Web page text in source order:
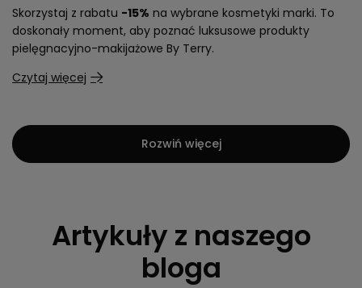
Skorzystaj z rabatu -15% na wybrane kosmetyki marki. To
doskonały moment, aby poznać luksusowe produkty
pielęgnacyjno-makijażowe By Terry.
Czytaj więcej
Rozwiń więcej
Artykuły z naszego
bloga